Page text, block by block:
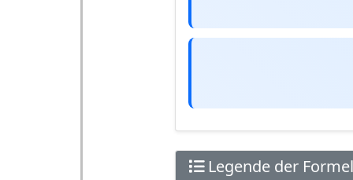
Legende der